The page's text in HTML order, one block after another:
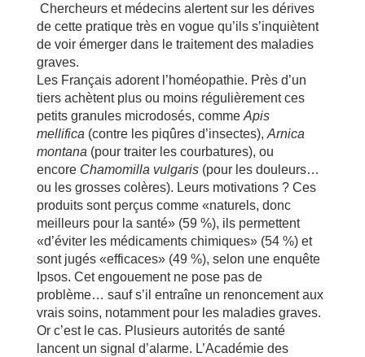
Chercheurs et médecins alertent sur les dérives
de cette pratique très en vogue qu’ils s’inquiètent
de voir émerger dans le traitement des maladies
graves.
Les Français adorent l’homéopathie. Près d’un
tiers achètent plus ou moins régulièrement ces
petits granules microdosés, comme Apis
mellifica (contre les piqûres d’insectes), Arnica
montana (pour traiter les courbatures), ou
encore Chamomilla vulgaris(pour les douleurs…
ou les grosses colères). Leurs motivations ? Ces
produits sont perçus comme «naturels, donc
meilleurs pour la santé» (59 %), ils permettent
«d’éviter les médicaments chimiques» (54 %) et
sont jugés «efficaces» (49 %), selon une enquête
Ipsos. Cet engouement ne pose pas de
problème… sauf s’il entraîne un renoncement aux
vrais soins, notamment pour les maladies graves.
Or c’est le cas. Plusieurs autorités de santé
lancent un signal d’alarme. L’Académie des